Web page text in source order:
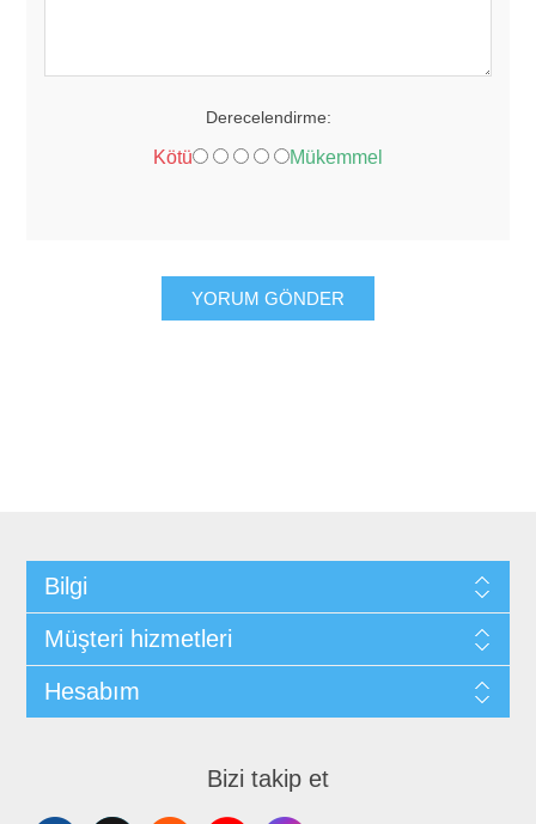
Derecelendirme:
Kötü Mükemmel
YORUM GÖNDER
Bilgi
Müşteri hizmetleri
Hesabım
Bizi takip et